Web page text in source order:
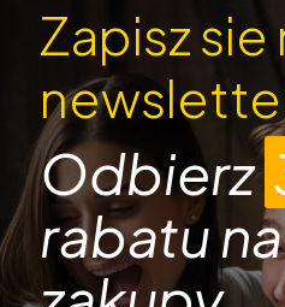
Zapisz sie
Odbierz
rabatu